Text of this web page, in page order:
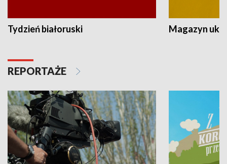
Tydzień białoruski Magazyn
REPORTAŻE